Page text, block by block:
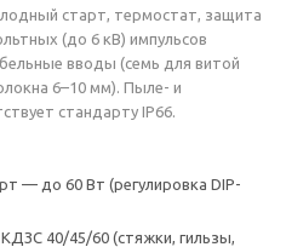
старт, термостат, защита
(до 6 кВ) импульсов
вводы (семь для витой
6–10 мм). Пыле- и
стандарту IP66.
— до 60 Вт (регулировка DIP-
40/45/60 (стяжки, гильзы,